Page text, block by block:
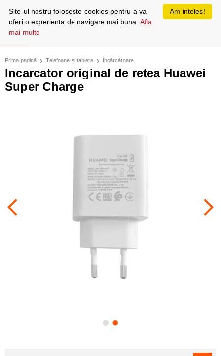
Prima pagină Telefoane și tablete Încărcătoare
Incarcator original de retea Huawei
Super Charge
Am inteles!
Site-ul nostru foloseste cookies pentru a va
oferi o experienta de navigare mai buna. Afla
mai multe